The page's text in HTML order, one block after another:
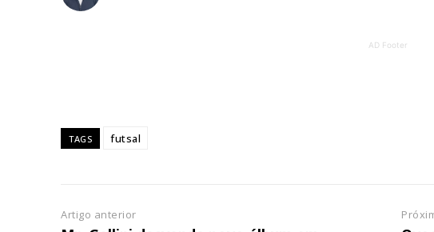
€
AD Footer
TAGS futsal
Artigo anterior